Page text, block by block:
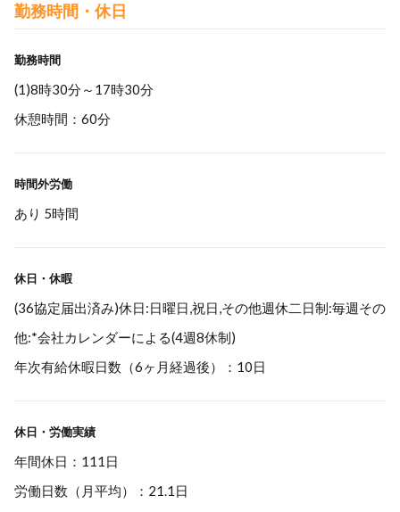
勤務時間・休日
勤務時間
(1)8時30分～17時30分
休憩時間：60分
時間外労働
あり 5時間
休日・休暇
(36協定届出済み)休日:日曜日,祝日,その他週休二日制:毎週その
他:*会社カレンダーによる(4週8休制)
年次有給休暇日数（6ヶ月経過後）：10日
休日・労働実績
年間休日：111日
労働日数（月平均）：21.1日